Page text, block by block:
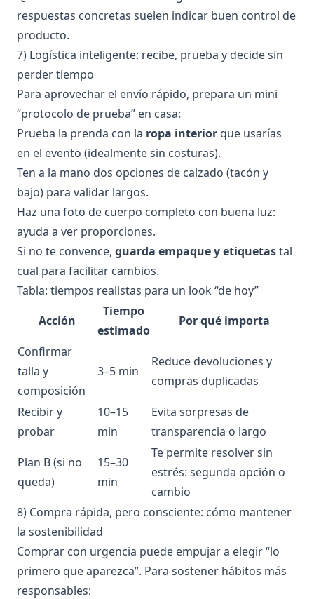
respuestas concretas suelen indicar buen control de
producto.
7) Logística inteligente: recibe, prueba y decide sin
perder tiempo
Para aprovechar el envío rápido, prepara un mini
“protocolo de prueba” en casa:
Prueba la prenda con la ropa interior que usarías
en el evento (idealmente sin costuras).
Ten a la mano dos opciones de calzado (tacón y
bajo) para validar largos.
Haz una foto de cuerpo completo con buena luz:
ayuda a ver proporciones.
Si no te convence, guarda empaque y etiquetastal
cual para facilitar cambios.
Tabla: tiempos realistas para un look “de hoy”
Acción
Tiempo
estimado
Por qué importa
Confirmar
talla y
composición
3–5 min
Reduce devoluciones y
compras duplicadas
Recibir y
probar
10–15
min
Evita sorpresas de
transparencia o largo
Plan B (si no
queda)
15–30
min
Te permite resolver sin
estrés: segunda opción o
cambio
8) Compra rápida, pero consciente: cómo mantener
la sostenibilidad
Comprar con urgencia puede empujar a elegir “lo
primero que aparezca”. Para sostener hábitos más
responsables: